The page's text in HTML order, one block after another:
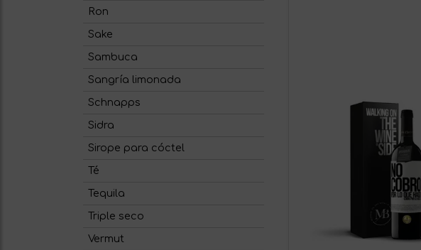
Ron
Sake
Sambuca
Sangría limonada
Schnapps
Sidra
Sirope para cóctel
Té
Tequila
Triple seco
Vermut